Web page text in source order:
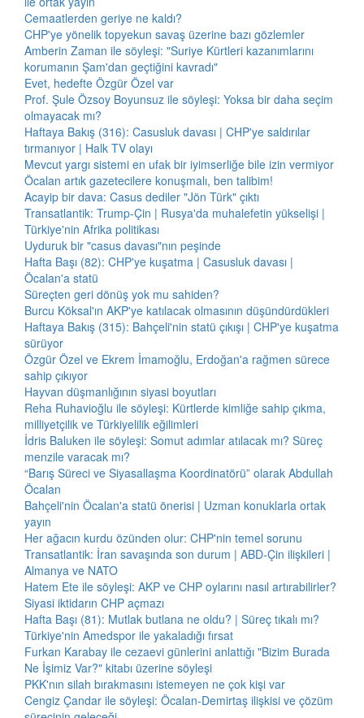
Cemaatlerden geriye ne kaldı?
CHP'ye yönelik topyekun savaş üzerine bazı gözlemler
Amberin Zaman ile söyleşi: "Suriye Kürtleri kazanımlarını
korumanın Şam'dan geçtiğini kavradı"
Evet, hedefte Özgür Özel var
Prof. Şule Özsoy Boyunsuz ile söyleşi: Yoksa bir daha seçim
olmayacak mı?
Haftaya Bakış (316): Casusluk davası | CHP'ye saldırılar
tırmanıyor | Halk TV olayı
Mevcut yargı sistemi en ufak bir iyimserliğe bile izin vermiyor
Öcalan artık gazetecilere konuşmalı, ben talibim!
Acayip bir dava: Casus dediler "Jön Türk" çıktı
Transatlantik: Trump-Çin | Rusya'da muhalefetin yükselişi |
Türkiye'nin Afrika politikası
Uyduruk bir "casus davası"nın peşinde
Hafta Başı (82): CHP'ye kuşatma | Casusluk davası |
Öcalan'a statü
Süreçten geri dönüş yok mu sahiden?
Burcu Köksal'ın AKP'ye katılacak olmasının düşündürdükleri
Haftaya Bakış (315): Bahçeli'nin statü çıkışı | CHP'ye kuşatma
sürüyor
Özgür Özel ve Ekrem İmamoğlu, Erdoğan'a rağmen sürece
sahip çıkıyor
Hayvan düşmanlığının siyasi boyutları
Reha Ruhavioğlu ile söyleşi: Kürtlerde kimliğe sahip çıkma,
milliyetçilik ve Türkiyelilik eğilimleri
İdris Baluken ile söyleşi: Somut adımlar atılacak mı? Süreç
menzile varacak mı?
“Barış Süreci ve Siyasallaşma Koordinatörü” olarak Abdullah
Öcalan
Bahçeli'nin Öcalan'a statü önerisi | Uzman konuklarla ortak
yayın
Her ağacın kurdu özünden olur: CHP'nin temel sorunu
Transatlantik: İran savaşında son durum | ABD-Çin ilişkileri |
Almanya ve NATO
Hatem Ete ile söyleşi: AKP ve CHP oylarını nasıl artırabilirler?
Siyasi iktidarın CHP açmazı
Hafta Başı (81): Mutlak butlana ne oldu? | Süreç tıkalı mı?
Türkiye'nin Amedspor ile yakaladığı fırsat
Furkan Karabay ile cezaevi günlerini anlattığı "Bizim Burada
Ne İşimiz Var?" kitabı üzerine söyleşi
PKK'nın silah bırakmasını istemeyen ne çok kişi var
Cengiz Çandar ile söyleşi: Öcalan-Demirtaş ilişkisi ve çözüm